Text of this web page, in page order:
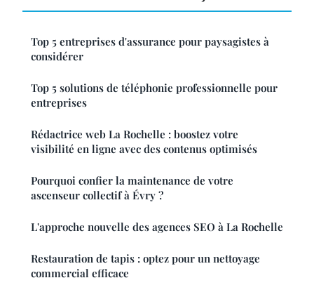
Top 5 entreprises d'assurance pour paysagistes à
considérer
Top 5 solutions de téléphonie professionnelle pour
entreprises
Rédactrice web La Rochelle : boostez votre
visibilité en ligne avec des contenus optimisés
Pourquoi confier la maintenance de votre
ascenseur collectif à Évry ?
L'approche nouvelle des agences SEO à La Rochelle
Restauration de tapis : optez pour un nettoyage
commercial efficace